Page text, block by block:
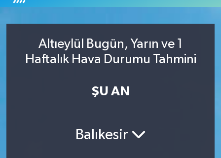
Altıeylül Bugün, Yarın ve 1
Haftalık Hava Durumu Tahmini
ŞU AN
Balıkesir
Gündem
Son Dakika Haberleri